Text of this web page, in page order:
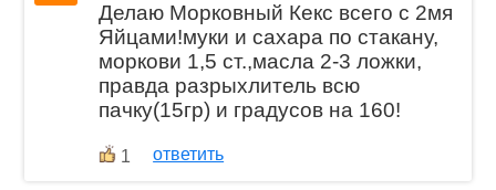
Делаю Морковный Кекс всего с 2мя
Яйцами!муки и сахара по стакану,
моркови 1,5 ст.,масла 2-3 ложки,
правда разрыхлитель всю
пачку(15гр) и градусов на 160!
1 ответить